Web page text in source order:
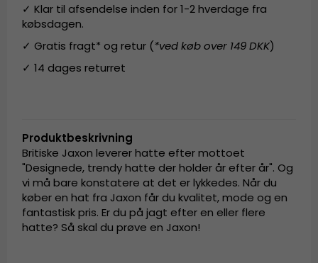
✓ Klar til afsendelse inden for 1-2 hverdage fra
købsdagen.
✓ Gratis fragt* og retur (*ved køb over 149 DKK)
✓ 14 dages returret
Produktbeskrivning
Britiske Jaxon leverer hatte efter mottoet
"Designede, trendy hatte der holder år efter år". Og
vi må bare konstatere at det er lykkedes. Når du
køber en hat fra Jaxon får du kvalitet, mode og en
fantastisk pris. Er du på jagt efter en eller flere
hatte? Så skal du prøve en Jaxon!